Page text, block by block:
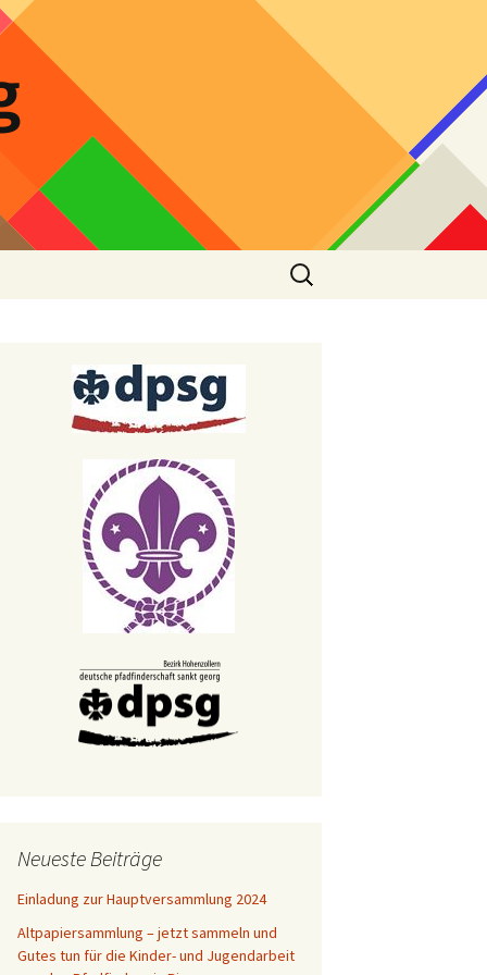
Lagerfeuer
Stockbrotteig
von Betlehem
Suchen
nach:
Neueste Beiträge
Einladung zur Hauptversammlung 2024
Altpapiersammlung – jetzt sammeln und
Gutes tun für die Kinder- und Jugendarbeit